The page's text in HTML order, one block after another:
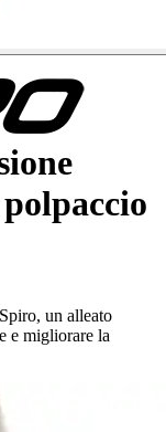
un alleato
e migliorare la